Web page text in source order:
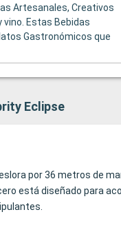
Artesanales, Creativos
Estas Bebidas
Gastronómicos que
Eclipse
por 36 metros de
está diseñado para